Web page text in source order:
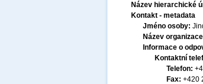
Název hierarchické
Kontakt - metadata
Jméno osoby:
Název
Informace o
Kontaktní
Telefon:
Fax: +420